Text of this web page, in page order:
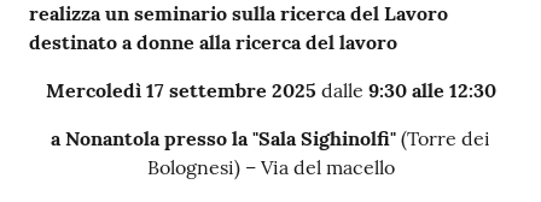
realizza un seminario sulla ricerca del Lavoro
destinato a donne alla ricerca del lavoro
Mercoledì 17 settembre 2025 dalle 9:30 alle 12:30
a Nonantola presso la "Sala Sighinolfi" (Torre dei
Bolognesi) – Via del macello